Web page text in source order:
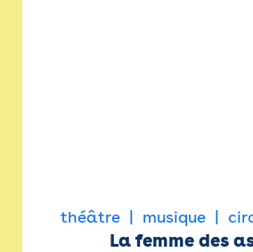
théâtre musique
La femme des